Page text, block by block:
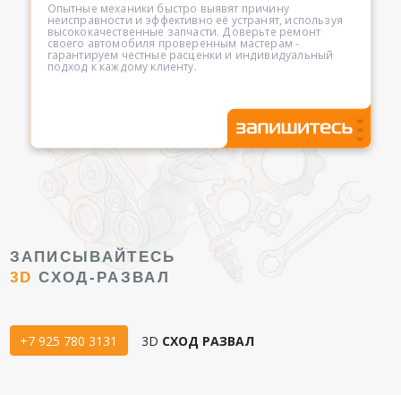
Опытные механики быстро выявят причину
неисправности и эффективно её устранят, используя
высококачественные запчасти. Доверьте ремонт
своего автомобиля проверенным мастерам -
гарантируем честные расценки и индивидуальный
подход к каждому клиенту.
ЗАПИСЫВАЙТЕСЬ
3D СХОД-РАЗВАЛ
+7 925 780 3131 3D СХОД РАЗВАЛ